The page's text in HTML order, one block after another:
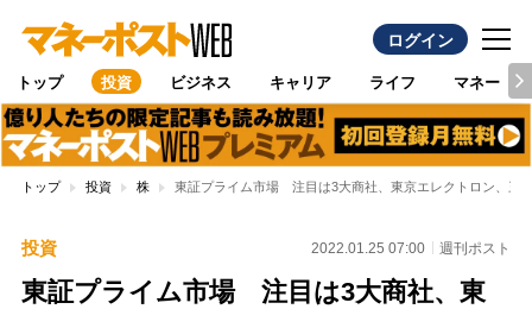
ログイン
トップ 投資 ビジネス キャリア ライフ マネー
トップ 投資 株 東証プライム市場 注目は3大商社、東京エレクトロン、三
投資 2022.01.25 07:00 週刊ポスト
東証プライム市場 注目は3大商社、東